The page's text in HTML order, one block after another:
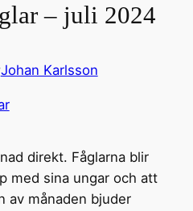
– juli 2024
Johan Karlsson
direkt. Fåglarna blir
med sina ungar och att
av månaden bjuder